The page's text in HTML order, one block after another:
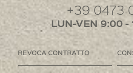
+39 0473
LUN-VEN 9:00 -
REVOCA CONTRATTO